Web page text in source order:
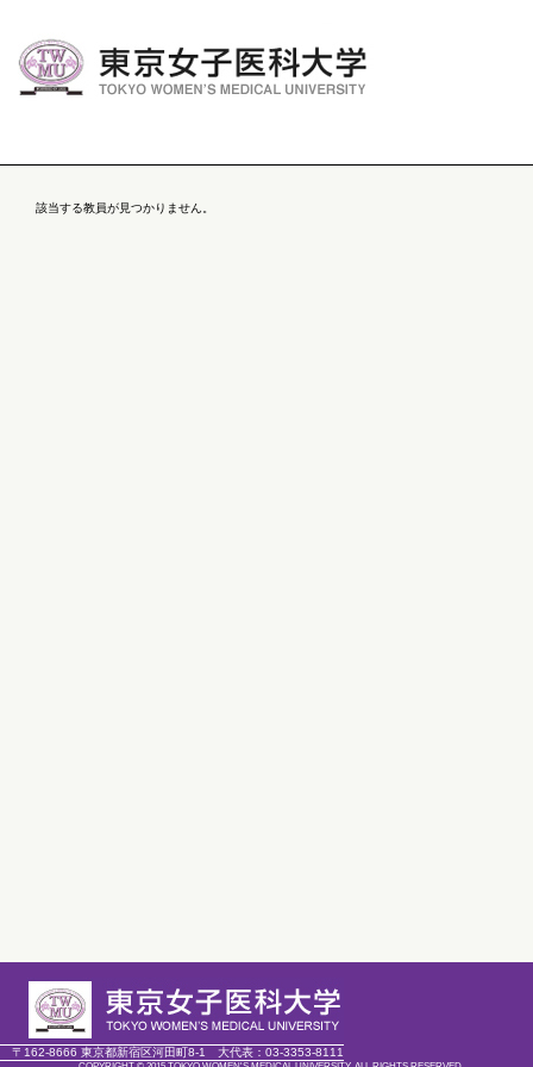
該当する教員が見つかりません。
〒162-8666 東京都新宿区河田町8-1 大代表： 03-3353-8111